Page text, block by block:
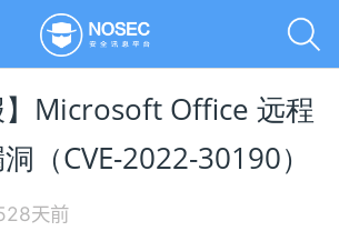
】Microsoft Office 远程
（CVE-2022-30190）
天前